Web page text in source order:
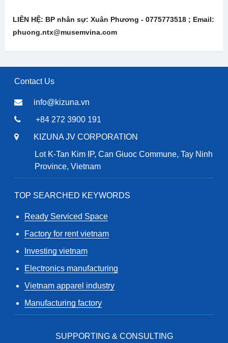
LIÊN HỆ: BP nhân sự: Xuân Phương - 0775773518 ; Email:
phuong.ntx@musemvina.com
Contact Us
info@kizuna.vn
+84 272 3900 191
KIZUNA JV CORPORATION
Lot K-Tan Kim IP, Can Giuoc Commune, Tay Ninh
Province, Vietnam
TOP SEARCHED KEYWORDS
Ready Serviced Space
Factory for rent vietnam
Investing vietnam
Electronics manufacturing
Vietnam apparel industry
Manufacturing factory
SUPPORTING & CONSULTING